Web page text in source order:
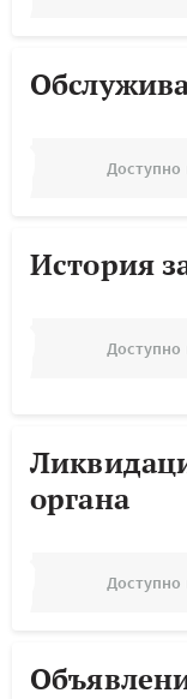
Доступно
История
Доступно
органа
Доступно